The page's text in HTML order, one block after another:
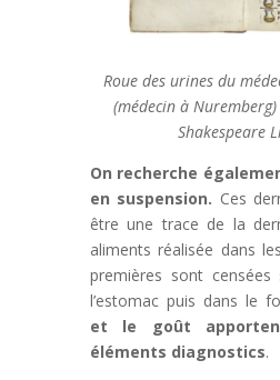
Roue des urines du
(médecin à
Shakespeare
On recherche
en suspension. Ces
être une trace de la
aliments réalisée dans
premières sont censées
l’estomac puis dans le
et le goût
éléments diagnostics.